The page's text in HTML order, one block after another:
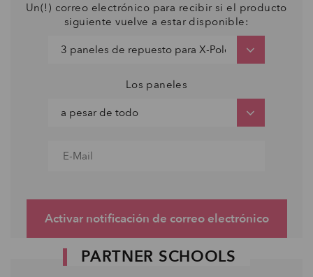
Un(!) correo electrónico para recibir si el producto
siguiente vuelve a estar disponible:
Los paneles
Activar notificación de correo electrónico
PARTNER SCHOOLS